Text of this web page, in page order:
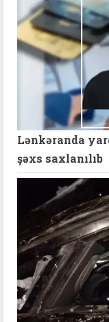
Lənkəranda
şəxs saxlanılıb